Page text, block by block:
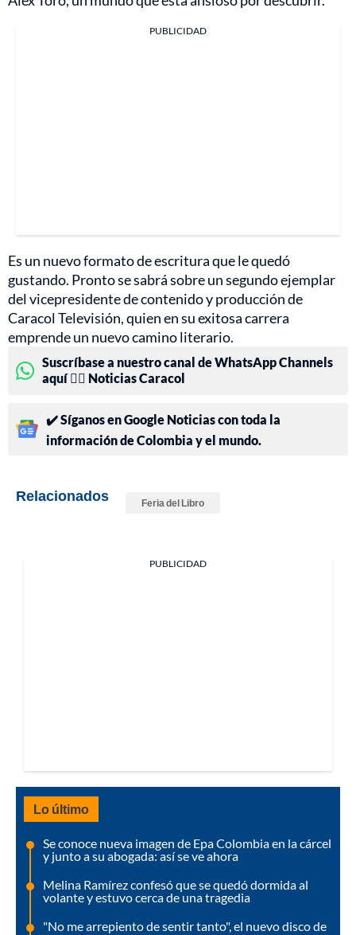
PUBLICIDAD
Es un nuevo formato de escritura que le quedó
gustando. Pronto se sabrá sobre un segundo ejemplar
del vicepresidente de contenido y producción de
Caracol Televisión, quien en su exitosa carrera
emprende un nuevo camino literario.
Suscríbase a nuestro canal de WhatsApp Channels
aquí 👉🏻 Noticias Caracol
✔️ Síganos en Google Noticias con toda la
información de Colombia y el mundo.
Relacionados Feria del Libro
PUBLICIDAD
Lo último
Se conoce nueva imagen de Epa Colombia en la cárcel
y junto a su abogada: así se ve ahora
Melina Ramírez confesó que se quedó dormida al
volante y estuvo cerca de una tragedia
"No me arrepiento de sentir tanto", el nuevo disco de